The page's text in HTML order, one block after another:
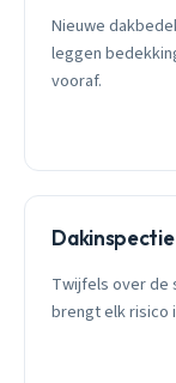
Nieuwe
leggen
vooraf.
Twijfels over de
brengt elk risico